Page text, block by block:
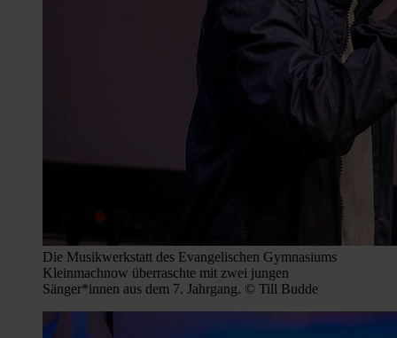
Die Musikwerkstatt des Evangelischen Gymnasiums
Kleinmachnow überraschte mit zwei jungen
Sänger*innen aus dem 7. Jahrgang. © Till Budde